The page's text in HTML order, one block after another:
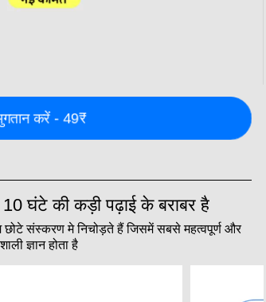
करें - 49₹
10 घंटे की कड़ी पढ़ाई के बराबर है
संस्करण मे निचोड़ते हैं जिसमें सबसे महत्वपूर्ण और
ज्ञान होता है